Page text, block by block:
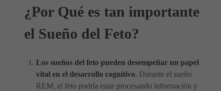
¿Por Qué es tan importante
el Sueño del Feto?
Los sueños del feto pueden desempeñar un papel
vital en el desarrollo cognitivo. Durante el sueño
REM, el feto podría estar procesando información y